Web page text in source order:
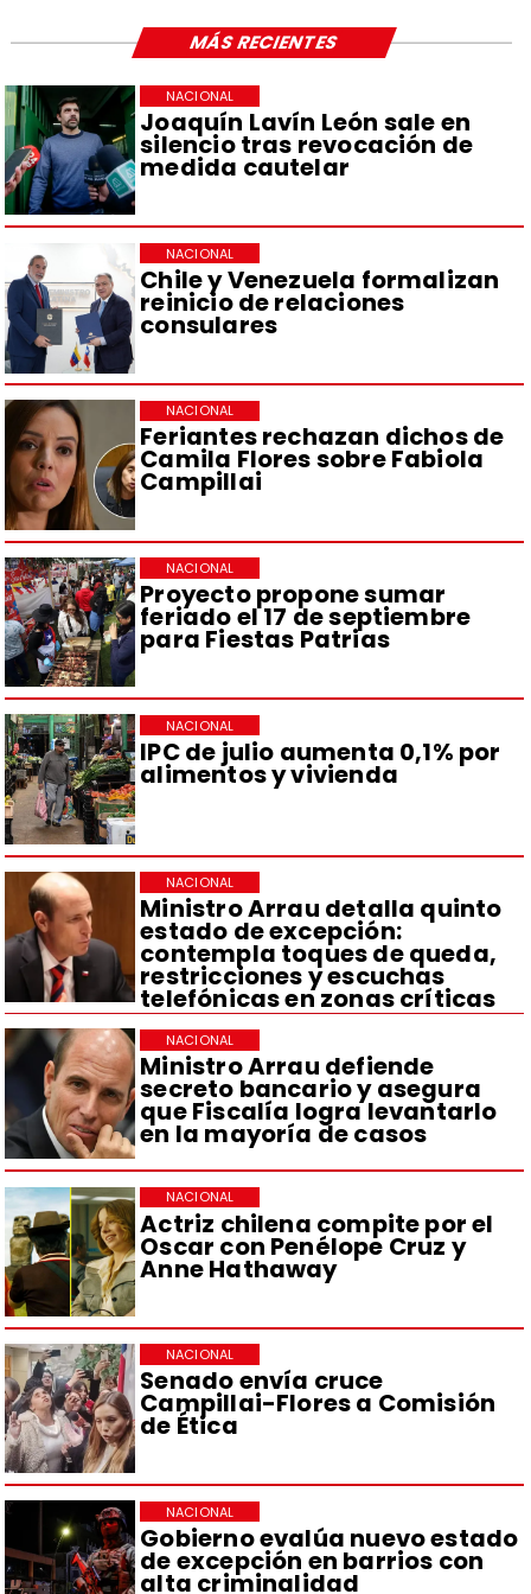
Joaquín Lavín León sale en
silencio tras revocación de
medida cautelar
NACIONAL
Chile y Venezuela formalizan
reinicio de relaciones
consulares
NACIONAL
Feriantes rechazan dichos de
Camila Flores sobre Fabiola
Campillai
NACIONAL
Proyecto propone sumar
feriado el 17 de septiembre
para Fiestas Patrias
NACIONAL
IPC de julio aumenta 0,1% por
alimentos y vivienda
NACIONAL
Ministro Arrau detalla quinto
estado de excepción:
contempla toques de queda,
restricciones y escuchas
telefónicas en zonas críticas
NACIONAL
Ministro Arrau defiende
secreto bancario y asegura
que Fiscalía logra levantarlo
en la mayoría de casos
NACIONAL
Actriz chilena compite por el
Oscar con Penélope Cruz y
Anne Hathaway
NACIONAL
Senado envía cruce
Campillai-Flores a Comisión
de Ética
NACIONAL
Gobierno evalúa nuevo estado
de excepción en barrios con
alta criminalidad
NACIONAL
MÁS RECIENTES